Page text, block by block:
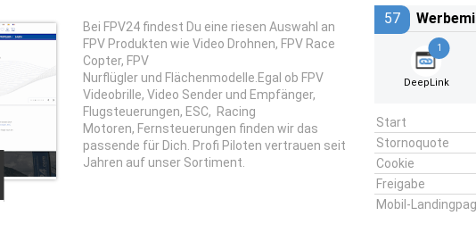
Bei FPV24 findest Du eine riesen Auswahl an
FPV Produkten wie Video Drohnen, FPV Race
Copter, FPV
Nurflügler und Flächenmodelle.Egal ob FPV
Videobrille, Video Sender und Empfänger,
Flugsteuerungen, ESC, Racing
Motoren, Fernsteuerungen finden wir das
passende für Dich. Profi Piloten vertrauen seit
Jahren auf unser Sortiment.
57
1
DeepLink
Start
Stornoquote
Cookie
Freigabe
Mobil-